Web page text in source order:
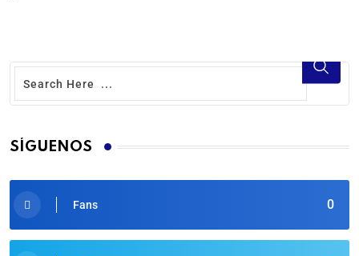
SÍGUENOS
0
Fans